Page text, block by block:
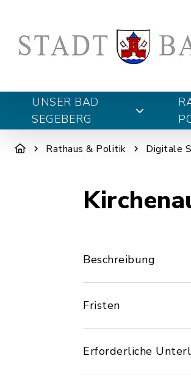
UNSER BAD
SEGEBERG
Rathaus & Politik Digitale
Beschreibung
Fristen
Erforderliche